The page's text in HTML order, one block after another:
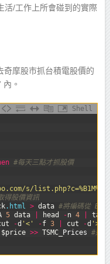
活/工作上所會碰到的實際
奇摩股市抓台積電股價的
。
Shell
#每天三點才抓股價
s/
得股價資訊
.html > data #將編碼從
5 data head -n 4
tail
-d '<' -f 3 cut -d '>'
$price >> TSMC_ Prices #連